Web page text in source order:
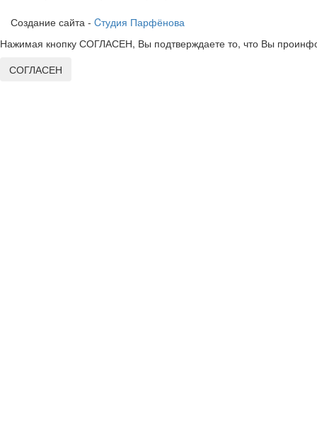
Создание сайта - Cтудия Парфёнова
Нажимая кнопку СОГЛАСЕН, Вы подтверждаете то, что Вы
СОГЛАСЕН